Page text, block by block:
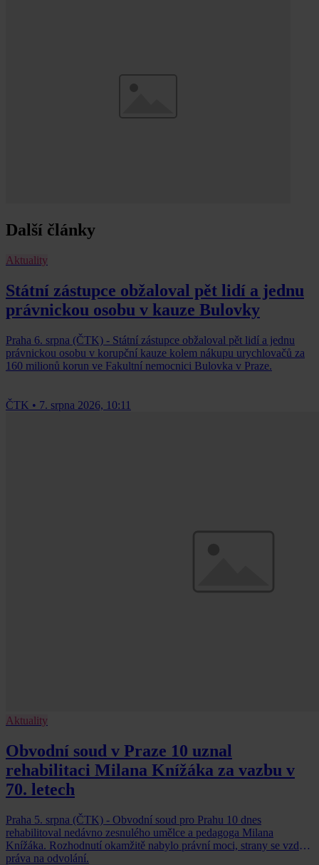
Další články
Aktuality
Státní zástupce obžaloval pět lidí a jednu
právnickou osobu v kauze Bulovky
Praha 6. srpna (ČTK) - Státní zástupce obžaloval pět lidí a jednu
právnickou osobu v korupční kauze kolem nákupu urychlovačů za
160 milionů korun ve Fakultní nemocnici Bulovka v Praze.
ČTK • 7. srpna 2026, 10:11
Aktuality
Obvodní soud v Praze 10 uznal
rehabilitaci Milana Knížáka za vazbu v
70. letech
Praha 5. srpna (ČTK) - Obvodní soud pro Prahu 10 dnes
rehabilitoval nedávno zesnulého umělce a pedagoga Milana
Knížáka. Rozhodnutí okamžitě nabylo právní moci, strany se vzdaly
práva na odvolání.